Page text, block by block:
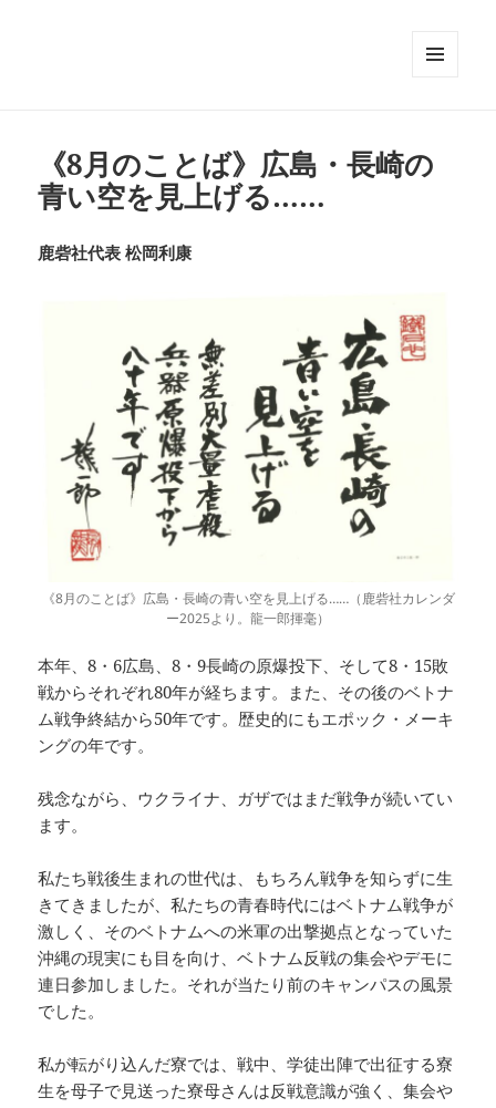
《8月のことば》広島・長崎の
青い空を見上げる……
鹿砦社代表 松岡利康
《8月のことば》広島・長崎の青い空を見上げる……（鹿砦社カレンダ
ー2025より。龍一郎揮毫）
本年、8・6広島、8・9長崎の原爆投下、そして8・15敗
戦からそれぞれ80年が経ちます。また、その後のベトナ
ム戦争終結から50年です。歴史的にもエポック・メーキ
ングの年です。
残念ながら、ウクライナ、ガザではまだ戦争が続いてい
ます。
私たち戦後生まれの世代は、もちろん戦争を知らずに生
きてきましたが、私たちの青春時代にはベトナム戦争が
激しく、そのベトナムへの米軍の出撃拠点となっていた
沖縄の現実にも目を向け、ベトナム反戦の集会やデモに
連日参加しました。それが当たり前のキャンパスの風景
でした。
私が転がり込んだ寮では、戦中、学徒出陣で出征する寮
生を母子で見送った寮母さんは反戦意識が強く、集会や